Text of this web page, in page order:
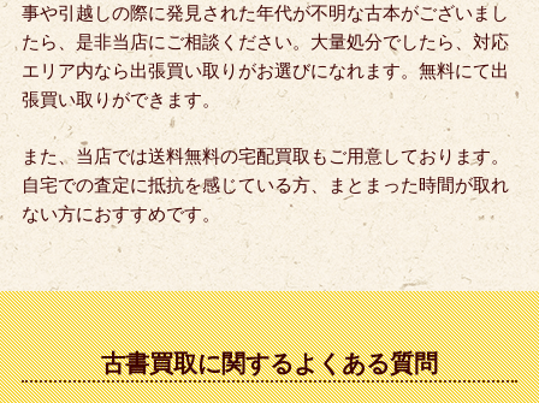
事や引越しの際に発見された年代が不明な古本がございまし
たら、是非当店にご相談ください。大量処分でしたら、対応
エリア内なら出張買い取りがお選びになれます。無料にて出
張買い取りができます。
また、当店では送料無料の宅配買取もご用意しております。
自宅での査定に抵抗を感じている方、まとまった時間が取れ
ない方におすすめです。
古書買取に関するよくある質問